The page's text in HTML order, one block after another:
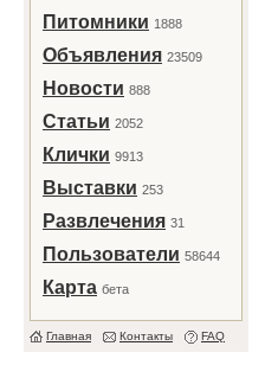
Питомники 1888
Объявления 23509
Новости 888
Статьи 2052
Клички 9913
Выставки 253
Развлечения 31
Пользователи 58644
Карта бета
Главная Контакты FAQ